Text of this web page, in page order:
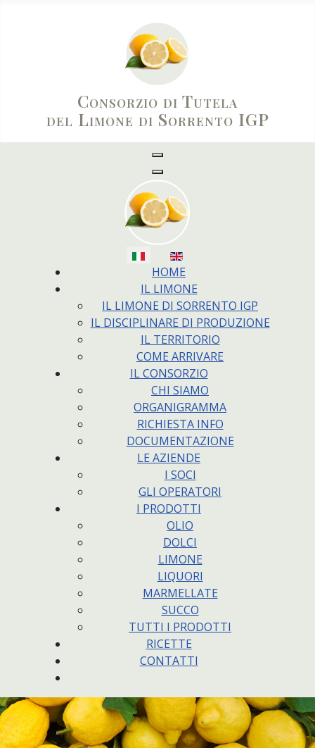
Consorzio di Tutela
del Limone di Sorrento IGP
Seleziona la tua lingua
HOME
IL LIMONE
IL LIMONE DI SORRENTO IGP
IL DISCIPLINARE DI PRODUZIONE
IL TERRITORIO
COME ARRIVARE
IL CONSORZIO
CHI SIAMO
ORGANIGRAMMA
RICHIESTA INFO
DOCUMENTAZIONE
LE AZIENDE
I SOCI
GLI OPERATORI
I PRODOTTI
OLIO
DOLCI
LIMONE
LIQUORI
MARMELLATE
SUCCO
TUTTI I PRODOTTI
RICETTE
CONTATTI